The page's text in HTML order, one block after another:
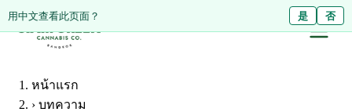
Diese Seite auf Deutsch ansehen? Nein
用中文查看此页面？ 是 否
หน้าแรก
› บทความ